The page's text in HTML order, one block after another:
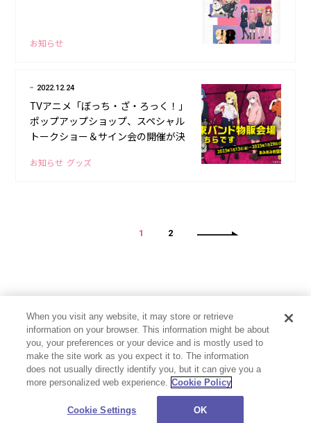
お知らせ
2022.12.24
TVアニメ「ぼっち・ざ・ろっく！」
ポップアップショップ、スペシャル
トークショー＆サイン会の開催が決
お知らせ グッズ
1 2
プライバシーポリシー お問い合わせ Cookie Settings
When you visit any website, it may store or retrieve
information on your browser. This information might be about
you, your preferences or your device and is mostly used to
make the site work as you expect it to. The information
does not usually directly identify you, but it can give you a
more personalized web experience. Cookie Policy
Cookie Settings OK